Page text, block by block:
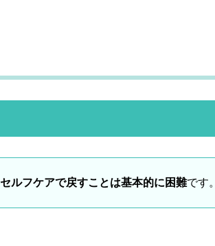
セルフケアで戻すことは基本的に困難です。